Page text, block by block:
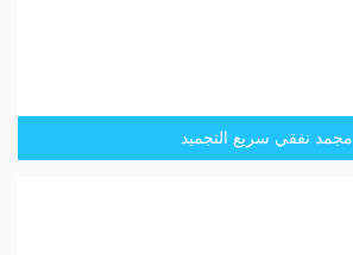
مجمد نفقي سريع التجميد